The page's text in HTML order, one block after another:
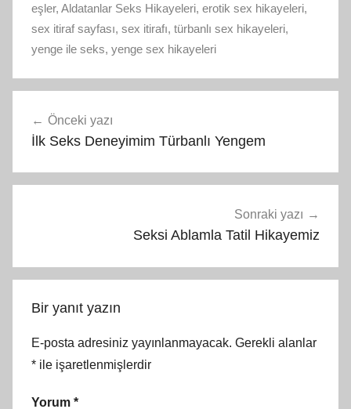
eşler, Aldatanlar Seks Hikayeleri, erotik sex hikayeleri,
sex itiraf sayfası, sex itirafı, türbanlı sex hikayeleri,
yenge ile seks, yenge sex hikayeleri
gezinmesi
Önceki yazı
İlk Seks Deneyimim Türbanlı Yengem
Sonraki yazı
Seksi Ablamla Tatil Hikayemiz
Bir yanıt yazın
E-posta adresiniz yayınlanmayacak. Gerekli alanlar
* ile işaretlenmişlerdir
Yorum *